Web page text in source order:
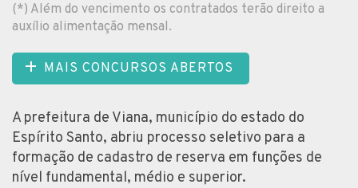
(*) Além do vencimento os contratados terão direito a
auxílio alimentação mensal.
MAIS CONCURSOS ABERTOS
A prefeitura de Viana, município do estado do
Espírito Santo, abriu processo seletivo para a
formação de cadastro de reserva em funções de
nível fundamental, médio e superior.